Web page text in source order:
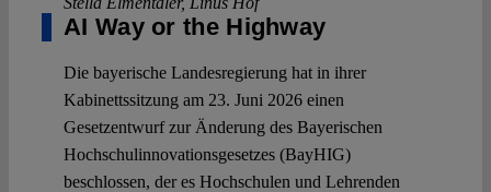
AI Way or the Highway
Die bayerische Landesregierung hat in ihrer
Kabinettssitzung am 23. Juni 2026 einen
Gesetzentwurf zur Änderung des Bayerischen
Hochschulinnovationsgesetzes (BayHIG)
beschlossen, der es Hochschulen und Lehrenden